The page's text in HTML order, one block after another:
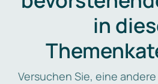
in
Versuchen Sie, eine